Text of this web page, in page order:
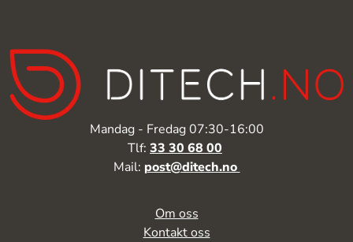
Mandag - Fredag 07:30-16:00
Tlf: 33 30 68 00
Mail: post@ditech.no
Om oss
Kontakt oss